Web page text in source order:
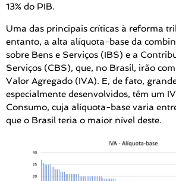
13% do PIB.
Uma das principais críticas à reforma
entanto, a alta alíquota-base da
sobre Bens e Serviços (IBS) e a
Serviços (CBS), que, no Brasil, irão
Valor Agregado (IVA). E, de fato,
especialmente desenvolvidos, têm um
Consumo, cuja alíquota-base varia
que o Brasil teria o maior nível deste.